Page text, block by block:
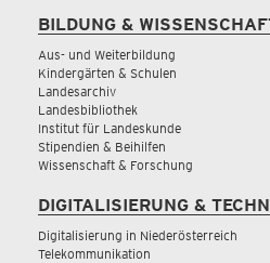
BILDUNG &
Aus- und Weiterbildung
Kindergärten & Schulen
Landesarchiv
Landesbibliothek
Institut für Landeskunde
Stipendien & Beihilfen
Wissenschaft & Forschung
DIGITALISIERUNG &
Digitalisierung in Niederösterreich
Telekommunikation